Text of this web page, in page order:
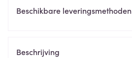
Beschikbare leveringsmethoden
Beschrijving